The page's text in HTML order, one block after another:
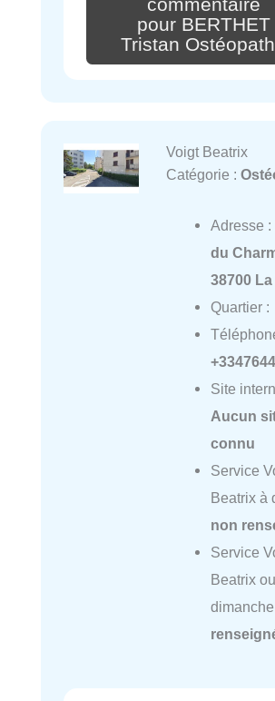
commentaire
pour BERTHET
Tristan
Voigt Beatrix
Catégorie :
Adresse :
du
38700
Quartier :
Site
Aucun
connu
Service
Beatrix à
non
Service
Beatrix